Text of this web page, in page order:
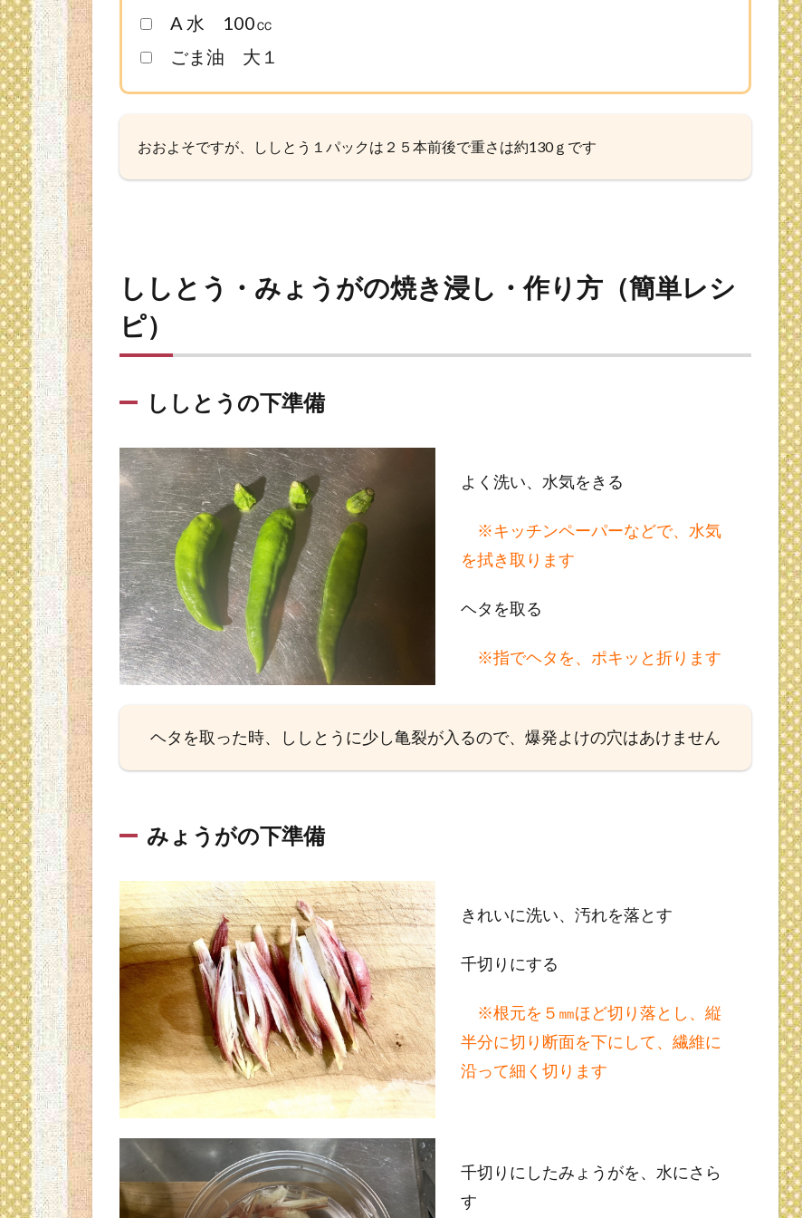
単レ
シ
とう
の下
とう
を炒
2.4
しし
と
う・
みょ
うが
の焼
きび
たし
完成
3
イ
ト
ち
と
し
た
お
話♪
わ
り
に
A 水 100㏄
ごま油 大１
おおよそですが、ししとう１パックは２５本前後で重さは約130ｇです
ししとう・みょうがの焼き浸し・作り方（簡単レシ
ピ）
ししとうの下準備
よく洗い、水気をきる
※キッチンペーパーなどで、水気
を拭き取ります
ヘタを取る
※指でヘタを、ポキッと折ります
ヘタを取った時、ししとうに少し亀裂が入るので、爆発よけの穴はあけません
みょうがの下準備
きれいに洗い、汚れを落とす
千切りにする
※根元を５㎜ほど切り落とし、縦
半分に切り断面を下にして、繊維に
沿って細く切ります
千切りにしたみょうがを、水にさら
す